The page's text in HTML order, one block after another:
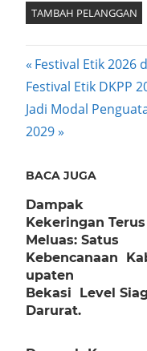
TAMBAH PELANGGAN
Post
navigation
Previous
Post:
Festival Etik 2026
Next
Post:
Festival Etik DKPP
Jadi Modal
2029
BACA JUGA
Dampak
Kekeringan Terus
Meluas: Satus
Kebencanaan
upaten
Bekasi Level
Darurat.